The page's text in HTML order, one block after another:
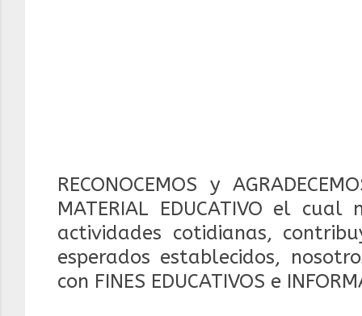
RECONOCEMOS y
MATERIAL EDUCATIVO el
actividades cotidianas,
esperados establecidos,
con FINES EDUCATIVOS e